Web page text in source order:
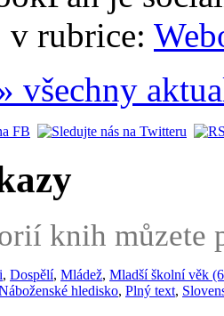
v rubrice:
všechny
knih můzete
, Dospělí, Mládež, Mladší školní věk
hledisko, Plný text,